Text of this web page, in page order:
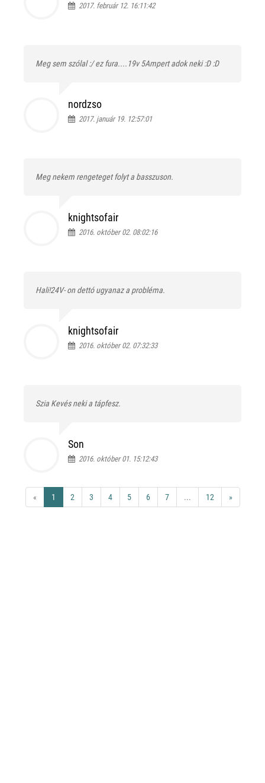
2017. február 12. 16:11:42
Meg sem szólal :/ ez fura....19v 5Ampert adok neki :D :D
nordzso
2017. január 19. 12:57:01
Meg nekem rengeteget folyt a basszuson.
knightsofair
2016. október 02. 08:02:16
Hali!24V- on dettó ugyanaz a probléma.
knightsofair
2016. október 02. 07:32:33
Szia Kevés neki a tápfesz.
Son
2016. október 01. 15:12:43
« 1 2 3 4 5 6 7 ... 12 »